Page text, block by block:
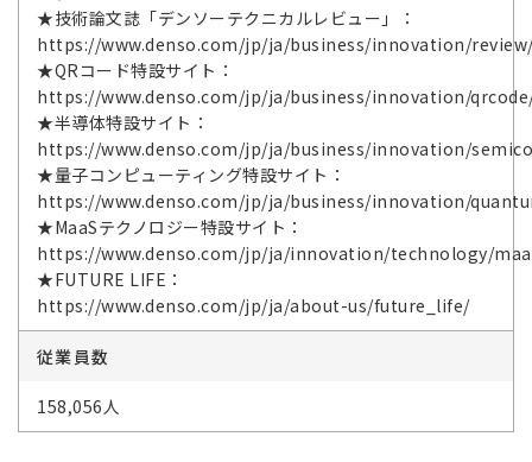
★技術論文誌「デンソーテクニカルレビュー」：
https://www.denso.com/jp/ja/business/innovation/
★QRコード特設サイト：
https://www.denso.com/jp/ja/business/innovation/
★半導体特設サイト：
https://www.denso.com/jp/ja/business/innovation/
★量子コンピューティング特設サイト：
https://www.denso.com/jp/ja/business/innovation/
★MaaSテクノロジー特設サイト：
https://www.denso.com/jp/ja/innovation/technology/
★FUTURE LIFE：
https://www.denso.com/jp/ja/about-us/future_life/
従業員数
158,056人